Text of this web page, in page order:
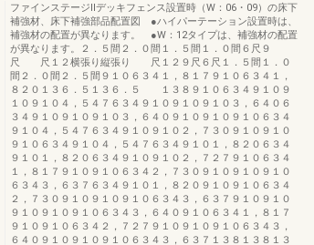
ファインステージⅡデッキフェンス設置時（W：06・09）の床下
補強材、床下補強部品配置図 ●ハイパーテーション設置時は、
補強材の配置が異なります。 ●W：12タイプは、補強材の配置
が異なります。２．５間２．０間１．５間１．０間６尺９
尺 尺１２横張り縦張り 尺１２９尺６尺１．５間１．０
間２．０間２．５間９１０６３４１，８１７９１０６３４１，
８２０１３６．５１３６．５ １３８９１０６３４９１０９
１０９１０４，５４７６３４９１０９１０９１０３，６４０６
３４９１０９１０９１０３，６４０９１０９１０９１０６３４
９１０４，５４７６３４９１０９１０２，７３０９１０９１０
９１０６３４９１０４，５４７６３４９１０１，８２０６３４
９１０１，８２０６３４９１０９１０２，７２７９１０６３４
１，８１７９１０９１０６３４２，７３０９１０９１０９１０
６３４３，６３７６３４９１０１，８２０９１０９１０６３４
２，７３０９１０９１０９１０６３４３，６３７９１０９１０
９１０９１０９１０６３４３，６４０９１０６３４１，８１７
９１０９１０６３４２，７２７９１０９１０９１０６３４３，
６４０９１０９１０９１０６３４３，６３７１３８１３８１３